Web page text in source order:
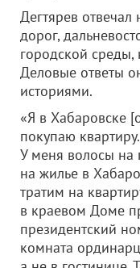
Дегтярев отвечал
дорог,
городской
Деловые ответы
историями.
«Я в Хабаровске
покупаю
У меня волосы на
на жилье в
тратим на
в краевом Доме
президентский
комната